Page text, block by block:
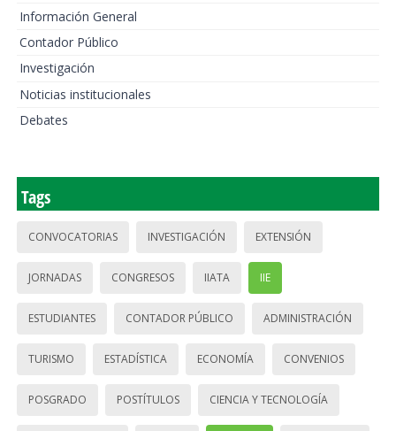
Información General
Contador Público
Investigación
Noticias institucionales
Debates
Tags
CONVOCATORIAS INVESTIGACIÓN EXTENSIÓN
JORNADAS CONGRESOS IIATA IIE
ESTUDIANTES CONTADOR PÚBLICO ADMINISTRACIÓN
TURISMO ESTADÍSTICA ECONOMÍA CONVENIOS
POSGRADO POSTÍTULOS CIENCIA Y TECNOLOGÍA